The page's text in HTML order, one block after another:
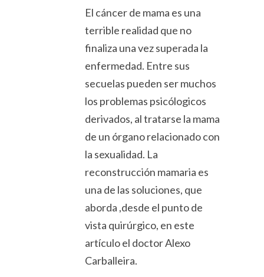
El cáncer de mama es una
terrible realidad que no
finaliza una vez superada la
enfermedad. Entre sus
secuelas pueden ser muchos
los problemas psicólogicos
derivados, al tratarse la mama
de un órgano relacionado con
la sexualidad. La
reconstrucción mamaria es
una de las soluciones, que
aborda ,desde el punto de
vista quirúrgico, en este
artículo el doctor Alexo
Carballeira.